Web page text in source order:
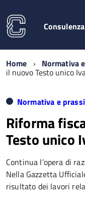
Home Normativa
il nuovo Testo unico
Normativa e prassi
Riforma
Testo unico
Continua l’opera di
Nella Gazzetta
risultato dei lavori